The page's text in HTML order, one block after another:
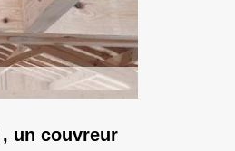
un couvreur